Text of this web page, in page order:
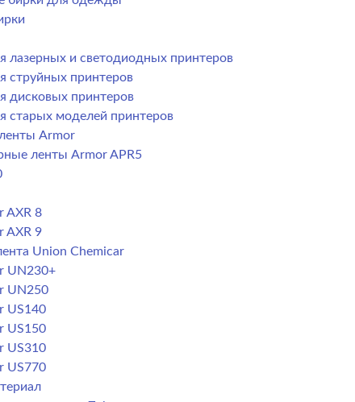
лазерных и светодиодных принтеров
струйных принтеров
дисковых принтеров
старых моделей принтеров
Armor
ленты Armor APR5
AXR 8
AXR 9
Union Chemicar
UN230+
UN250
US140
US150
US310
US770